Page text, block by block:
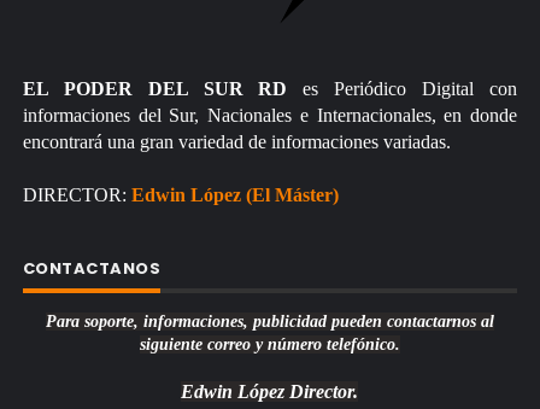
EL PODER DEL SUR RD es Periódico Digital con
informaciones del Sur, Nacionales e Internacionales, en donde
encontrará una gran variedad de informaciones variadas.
DIRECTOR: Edwin López (El Máster)
CONTACTANOS
Para soporte, informaciones, publicidad pueden contactarnos al
siguiente correo y número telefónico.
Edwin López Director.